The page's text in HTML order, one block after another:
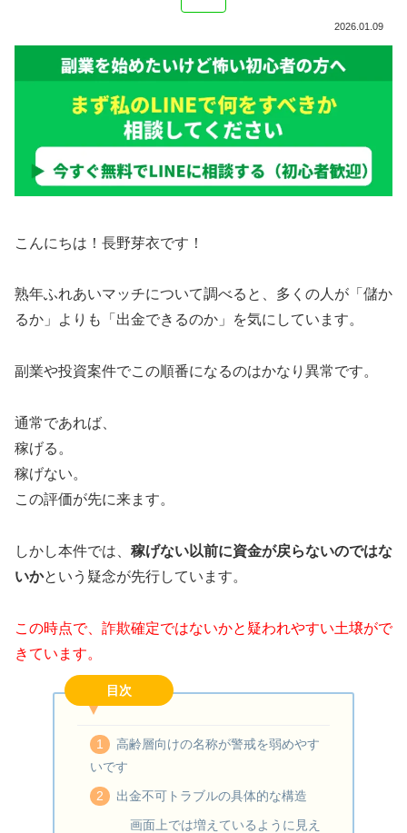
2026.01.09
こんにちは！長野芽衣です！
熟年ふれあいマッチについて調べると、多くの人が「儲か
るか」よりも「出金できるのか」を気にしています。
副業や投資案件でこの順番になるのはかなり異常です。
通常であれば、
稼げる。
稼げない。
この評価が先に来ます。
しかし本件では、 稼げない以前に資金が戻らないのではな
いかという疑念が先行しています。
この時点で、詐欺確定ではないかと疑われやすい土壌がで
きています。
目次
高齢層向けの名称が警戒を弱めやす
いです
出金不可トラブルの具体的な構造
画面上では増えているように見え